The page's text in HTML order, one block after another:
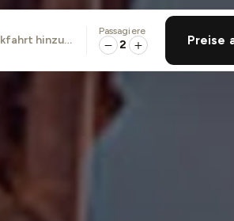
hinzufügen
Passagiere
2 Preise